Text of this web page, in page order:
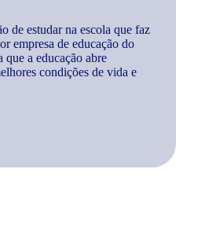
de estudar na escola que faz
empresa de educação do
que a educação abre
condições de vida e